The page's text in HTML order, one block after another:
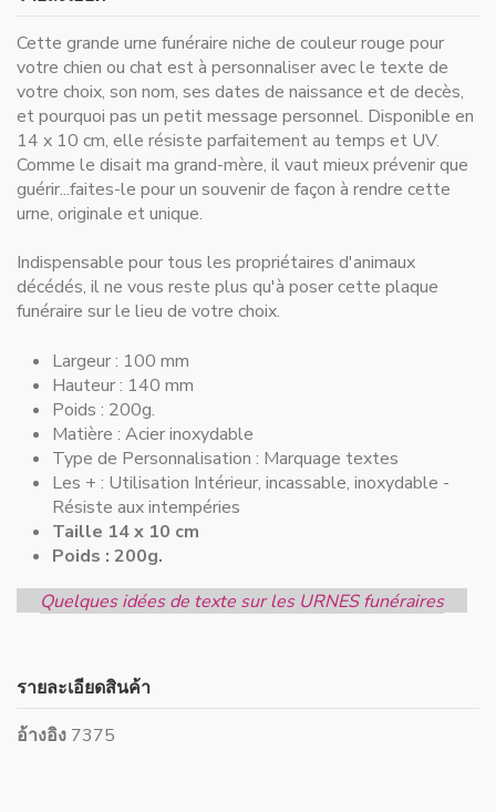
Cette grande urne funéraire niche de couleur rouge pour
votre chien ou chat est à personnaliser avec le texte de
votre choix, son nom, ses dates de naissance et de decès,
et pourquoi pas un petit message personnel. Disponible en
14 x 10 cm, elle résiste parfaitement au temps et UV.
Comme le disait ma grand-mère, il vaut mieux prévenir que
guérir...faites-le pour un souvenir de façon à rendre cette
urne, originale et unique.
Indispensable pour tous les propriétaires d'animaux
décédés, il ne vous reste plus qu'à poser cette plaque
funéraire sur le lieu de votre choix.
Largeur : 100 mm
Hauteur : 140 mm
Poids : 200g.
Matière : Acier inoxydable
Type de Personnalisation : Marquage textes
Les + : Utilisation Intérieur, incassable, inoxydable -
Résiste aux intempéries
Taille 14 x 10 cm
Poids : 200g.
Quelques idées de texte sur les URNES funéraires
รายละเอียดสินค้า
อ้างอิง 7375